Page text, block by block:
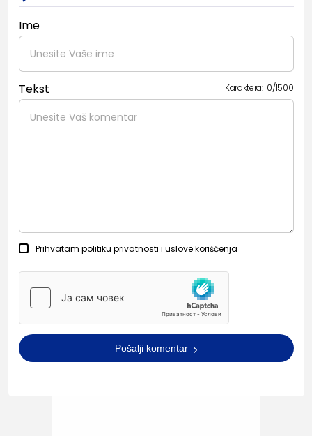
Ime
Tekst Karaktera: 0/1500
Prihvatam politiku privatnosti i uslove korišćenja
Pošalji komentar